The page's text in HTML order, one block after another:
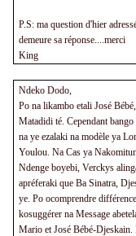
P.S: ma question d'hier
demeure sa réponse....merci
King
Ndeko Dodo,
Po na likambo etali José
Matadidi té. Cependant
na ye ezalaki na modèle ya
Youlou. Na Cas ya
Ndenge boyebi, Verckys
apréferaki que Ba Sinatra,
ye. Po ocomprendre
kosuggérer na Message
Mario et José Bébé-